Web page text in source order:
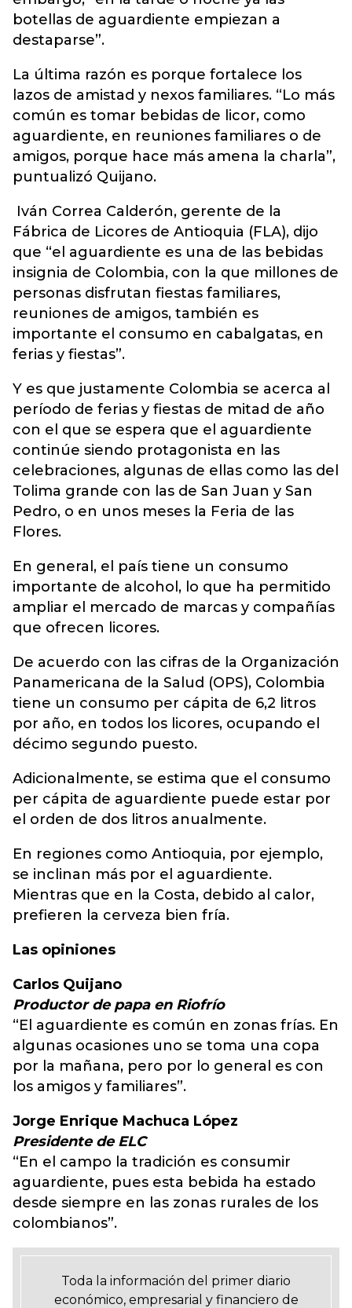
botellas de aguardiente empiezan a
destaparse”.
La última razón es porque fortalece los
lazos de amistad y nexos familiares. “Lo más
común es tomar bebidas de licor, como
aguardiente, en reuniones familiares o de
amigos, porque hace más amena la charla”,
puntualizó Quijano.
Iván Correa Calderón, gerente de la
Fábrica de Licores de Antioquia (FLA), dijo
que “el aguardiente es una de las bebidas
insignia de Colombia, con la que millones de
personas disfrutan fiestas familiares,
reuniones de amigos, también es
importante el consumo en cabalgatas, en
ferias y fiestas”.
Y es que justamente Colombia se acerca al
período de ferias y fiestas de mitad de año
con el que se espera que el aguardiente
continúe siendo protagonista en las
celebraciones, algunas de ellas como las del
Tolima grande con las de San Juan y San
Pedro, o en unos meses la Feria de las
Flores.
En general, el país tiene un consumo
importante de alcohol, lo que ha permitido
ampliar el mercado de marcas y compañías
que ofrecen licores.
De acuerdo con las cifras de la Organización
Panamericana de la Salud (OPS), Colombia
tiene un consumo per cápita de 6,2 litros
por año, en todos los licores, ocupando el
décimo segundo puesto.
Adicionalmente, se estima que el consumo
per cápita de aguardiente puede estar por
el orden de dos litros anualmente.
En regiones como Antioquia, por ejemplo,
se inclinan más por el aguardiente.
Mientras que en la Costa, debido al calor,
prefieren la cerveza bien fría.
Las opiniones
Carlos Quijano
Productor de papa en Riofrío
“El aguardiente es común en zonas frías. En
algunas ocasiones uno se toma una copa
por la mañana, pero por lo general es con
los amigos y familiares”.
Jorge Enrique Machuca López
Presidente de ELC
“En el campo la tradición es consumir
aguardiente, pues esta bebida ha estado
desde siempre en las zonas rurales de los
colombianos”.
Toda la información del primer diario
económico, empresarial y financiero de